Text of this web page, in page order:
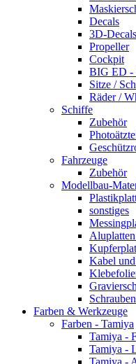
Decals
3D-Decals
Propeller
Cockpit
BIG ED -
Sitze /
Räder /
Schiffe
Zubehör
Fahrzeuge
Zubehör
Modellbau-
sonstiges
Kabel
Farben & Werkzeuge
Farben - Tamiya
Tamiya -
Tamiya -
Tamiya -